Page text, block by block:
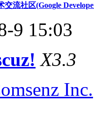
交流社区(Google
9 15:03
X3.3
Inc.